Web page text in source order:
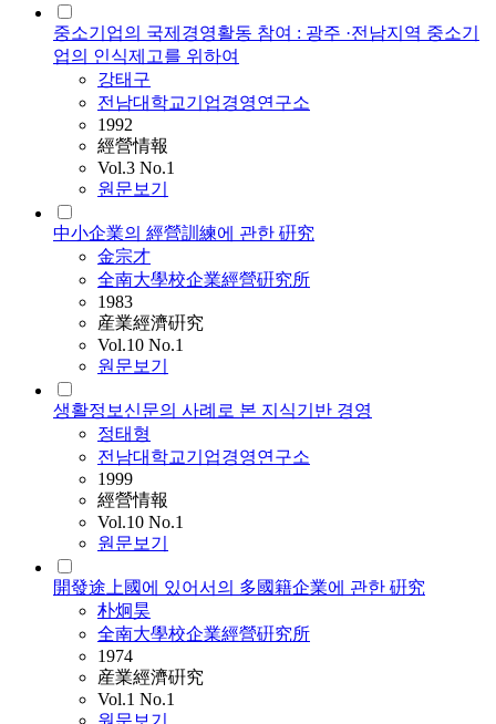
중소기업의 국제경영활동 참여 : 광주 ·전남지역 중소기
업의 인식제고를 위하여
강태구
전남대학교기업경영연구소
1992
經營情報
Vol.3 No.1
원문보기
中小企業의 經營訓練에 관한 硏究
金宗才
全南大學校企業經營硏究所
1983
産業經濟硏究
Vol.10 No.1
원문보기
생활정보신문의 사례로 본 지식기반 경영
정태형
전남대학교기업경영연구소
1999
經營情報
Vol.10 No.1
원문보기
開發途上國에 있어서의 多國籍企業에 관한 硏究
朴炯昊
全南大學校企業經營硏究所
1974
産業經濟硏究
Vol.1 No.1